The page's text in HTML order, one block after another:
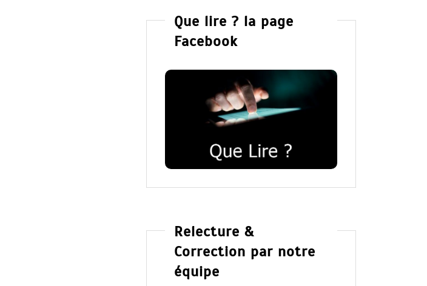
Que lire ? la page
Facebook
Relecture &
Correction par notre
équipe